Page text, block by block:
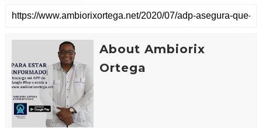
About Ambiorix
Ortega